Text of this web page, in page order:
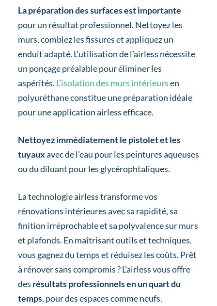
La préparation des surfaces est importante
pour un résultat professionnel. Nettoyez les
murs, comblez les fissures et appliquez un
enduit adapté. L’utilisation de l’airless nécessite
un ponçage préalable pour éliminer les
aspérités. L’isolation des murs intérieursen
polyuréthane constitue une préparation idéale
pour une application airless efficace.
Nettoyez immédiatement le pistolet et les
tuyauxavec de l’eau pour les peintures aqueuses
ou du diluant pour les glycérophtaliques.
La technologie airless transforme vos
rénovations intérieures avec sa rapidité, sa
finition irréprochable et sa polyvalence sur murs
et plafonds. En maîtrisant outils et techniques,
vous gagnez du temps et réduisez les coûts. Prêt
à rénover sans compromis ? L’airless vous offre
des résultats professionnels en un quart du
temps, pour des espaces comme neufs.